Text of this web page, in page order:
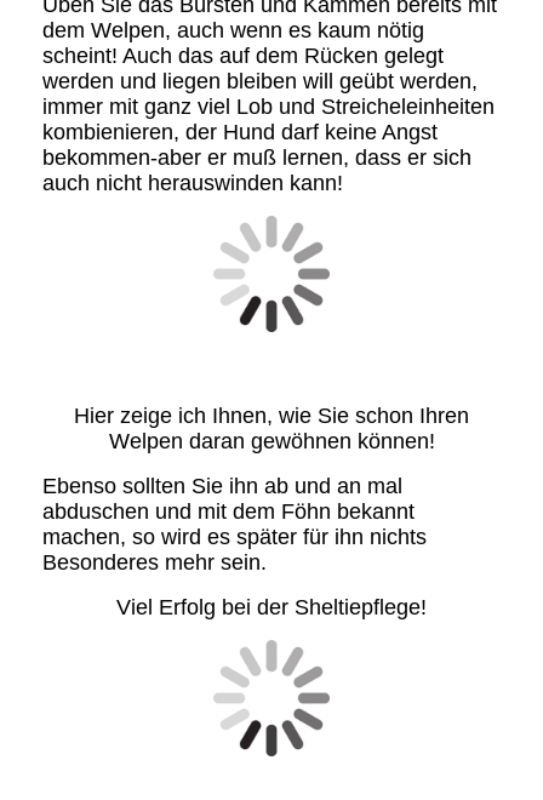
Üben Sie das Bürsten und Kämmen bereits mit
dem Welpen, auch wenn es kaum nötig
scheint! Auch das auf dem Rücken gelegt
werden und liegen bleiben will geübt werden,
immer mit ganz viel Lob und Streicheleinheiten
kombienieren, der Hund darf keine Angst
bekommen-aber er muß lernen, dass er sich
auch nicht herauswinden kann!
Hier zeige ich Ihnen, wie Sie schon Ihren
Welpen daran gewöhnen können!
Ebenso sollten Sie ihn ab und an mal
abduschen und mit dem Föhn bekannt
machen, so wird es später für ihn nichts
Besonderes mehr sein.
Viel Erfolg bei der Sheltiepflege!